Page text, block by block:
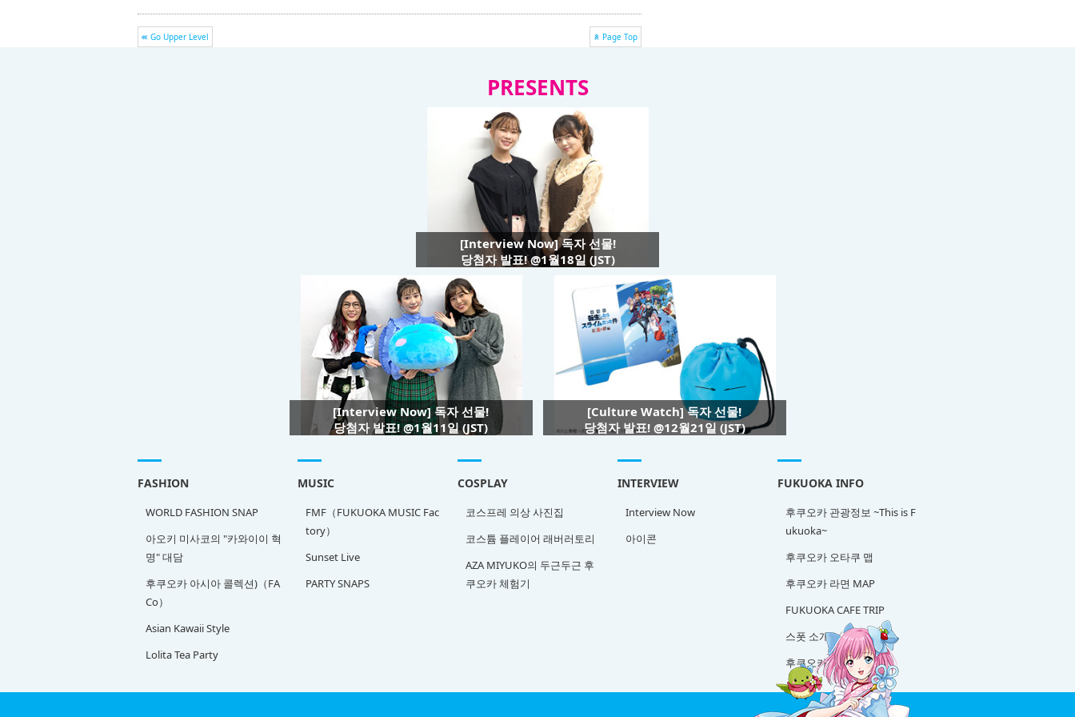
Go Upper Level Page Top
PRESENTS
[Interview Now] 독자 선물!
당첨자 발표! @1월18일 (JST)
[Interview Now] 독자 선물!
당첨자 발표! @1월11일 (JST)
[Culture Watch] 독자 선물!
당첨자 발표! @12월21일 (JST)
FASHION
WORLD FASHION SNAP
아오키 미사코의 "카와이이 혁
명" 대담
후쿠오카 아시아 콜렉션)（FA
Co）
Asian Kawaii Style
Lolita Tea Party
MUSIC
FMF（FUKUOKA MUSIC Fac
tory）
Sunset Live
PARTY SNAPS
COSPLAY
코스프레 의상 사진집
코스튬 플레이어 래버러토리
AZA MIYUKO의 두근두근 후
쿠오카 체험기
INTERVIEW
Interview Now
아이콘
FUKUOKA INFO
후쿠오카 관광정보 ~This is F
ukuoka~
후쿠오카 오타쿠 맵
후쿠오카 라면 MAP
FUKUOKA CAFE TRIP
스폿 소개
후쿠오카 사케 탐방